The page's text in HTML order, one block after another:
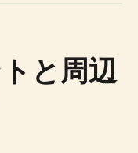
と周辺